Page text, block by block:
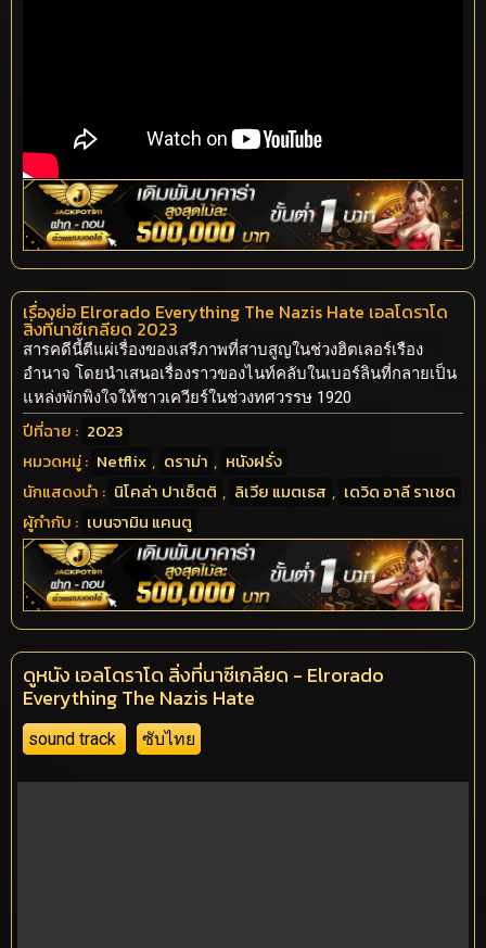
เรื่องย่อ Elrorado Everything The Nazis Hate เอลโดราโด
สิ่งที่นาซีเกลียด 2023
สารคดีนี้ตีแผ่เรื่องของเสรีภาพที่สาบสูญในช่วงฮิตเลอร์เรือง
อำนาจ โดยนำเสนอเรื่องราวของไนท์คลับในเบอร์ลินที่กลายเป็น
แหล่งพักพิงใจให้ชาวเควียร์ในช่วงทศวรรษ 1920
ปีที่ฉาย : 2023
หมวดหมู่ : Netflix , ดราม่า , หนังฝรั่ง
นักแสดงนำ : นิโคล่า ปาเซ็ตติ , ลิเวีย แมตเธส , เดวิด อาลี ราเชด
ผู้กำกับ : เบนจามิน แคนตู
ดูหนัง เอลโดราโด สิ่งที่นาซีเกลียด - Elrorado
Everything The Nazis Hate
sound track ซับไทย